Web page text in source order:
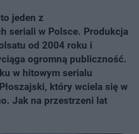
jeden z
seriali w Polsce. Produkcja
od 2004 roku i
ogromną publiczność.
w hitowym serialu
który wciela się w
Jak na przestrzeni lat